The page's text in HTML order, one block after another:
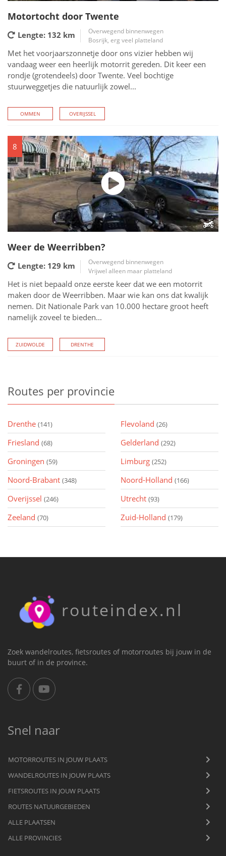
Motortocht door Twente
Lengte: 132 km
Overwegend binnenwegen
Bosrijk, erg veel platteland
Met het voorjaarszonnetje door ons vizier hebben wij
vandaag weer een heerlijk motorrit gereden. Dit keer een
rondje (grotendeels) door Twente. Veel bochtige
stuurweggetjes die natuurlijk zowel...
OMMEN OVERIJSSEL
8
Weer de Weerribben?
Lengte: 129 km
Overwegend binnenwegen
Vrijwel alleen maar platteland
Het is niet bepaald onze eerste keer dat we een motorrit
maken door de Weerribben. Maar wie kan ons dat kwalijk
nemen. Dit Nationale Park van 10.000 hectare groot heeft
namelijk zoveel te bieden...
ZUIDWOLDE DRENTHE
Routes per provincie
Drenthe (141) Flevoland (26)
Friesland (68) Gelderland (292)
Groningen (59) Limburg (252)
Noord-Brabant (348) Noord-Holland (166)
Overijssel (246) Utrecht (93)
Zeeland (70) Zuid-Holland (179)
routeindex.nl
Zoek wandelroutes, fietsroutes of motorroutes bij jouw in de
buurt of in de province.
Snel naar
MOTORROUTES IN JOUW PLAATS
WANDELROUTES IN JOUW PLAATS
FIETSROUTES IN JOUW PLAATS
ROUTES NATUURGEBIEDEN
ALLE PLAATSEN
ALLE PROVINCIES